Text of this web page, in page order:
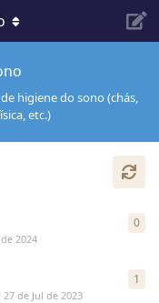
higiene do sono (chás,
etc.)
2024
0
27 de Jul de 2023
1